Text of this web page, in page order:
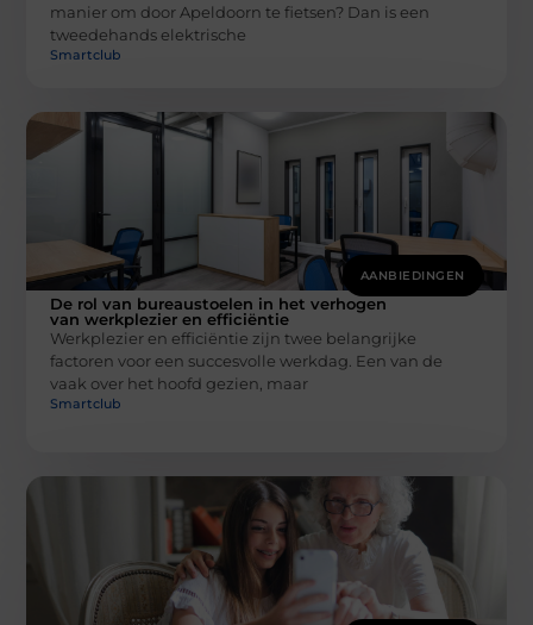
manier om door Apeldoorn te fietsen? Dan is een
tweedehands elektrische
Smartclub
AANBIEDINGEN
De rol van bureaustoelen in het verhogen
van werkplezier en efficiëntie
Werkplezier en efficiëntie zijn twee belangrijke
factoren voor een succesvolle werkdag. Een van de
vaak over het hoofd gezien, maar
Smartclub